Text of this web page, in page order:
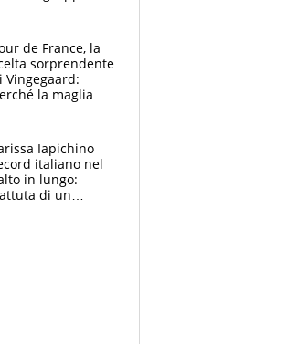
de France, la
sorprendente
Vingegaard:
la maglia
da evitare
Iapichino
italiano nel
in lungo:
di un